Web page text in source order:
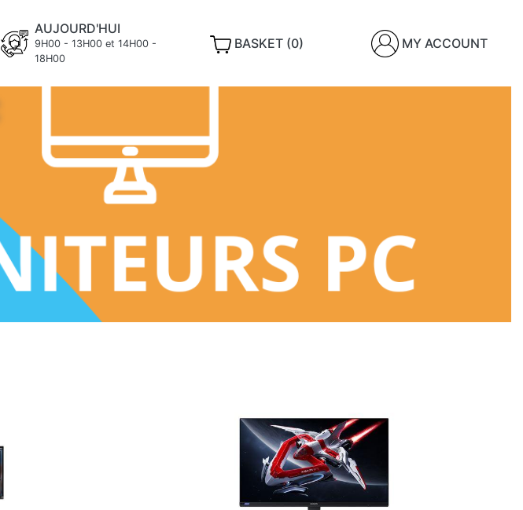
AUJOURD'HUI
9H00 - 13H00 et 14H00 -
18H00
BASKET (0) MY ACCOUNT